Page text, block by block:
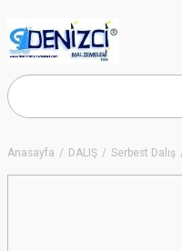
Anasayfa DALIŞ Serbest Dalış